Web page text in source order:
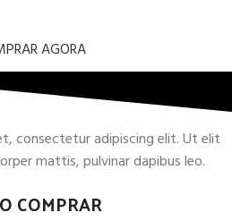
AGORA
consectetur adipiscing elit. Ut elit
mattis, pulvinar dapibus leo.
COMPRAR